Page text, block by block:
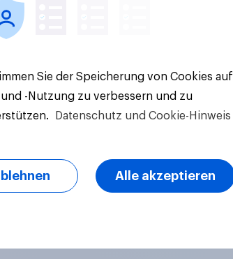
Sie der Speicherung von Cookies auf
-Nutzung zu verbessern und zu
Datenschutz und Cookie-Hinweis
Alle akzeptieren